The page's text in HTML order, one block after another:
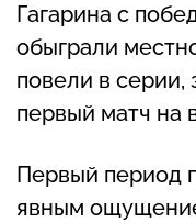
Гагарина с
обыграли
повели в
первый матч на
Первый период
явным